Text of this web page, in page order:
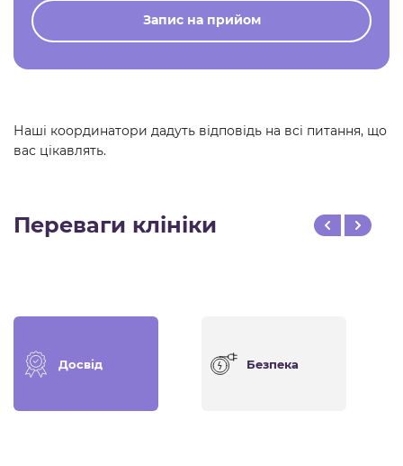
Запис на прийом
Наші координатори дадуть відповідь на всі питання, що
вас цікавлять.
Переваги клініки
Досвід Безпека